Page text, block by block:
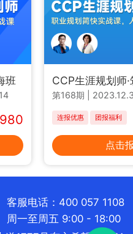
班 CCP生涯规划师
第168期
连报优惠 团报福利
点击
客服电话：400 057 1108
周一至周五 9:00 - 18:00